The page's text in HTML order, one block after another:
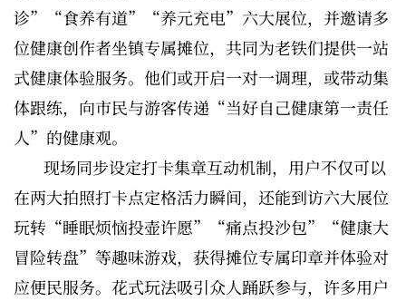
诊”“食养有道”“养元充电”六大展位，并邀请多
位健康创作者坐镇专属摊位，共同为老铁们提供一站
式健康体验服务。他们或开启一对一调理，或带动集
体跟练，向市民与游客传递“当好自己健康第一责任
人”的健康观。
现场同步设定打卡集章互动机制，用户不仅可以
在两大拍照打卡点定格活力瞬间，还能到访六大展位
玩转“睡眠烦恼投壶许愿”“痛点投沙包”“健康大
冒险转盘”等趣味游戏，获得摊位专属印章并体验对
应便民服务。花式玩法吸引众人踊跃参与，许多用户